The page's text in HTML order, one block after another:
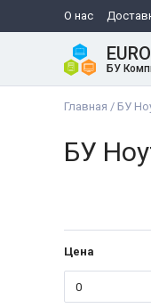
О нас
БУ
Главная / БУ
БУ
Цена